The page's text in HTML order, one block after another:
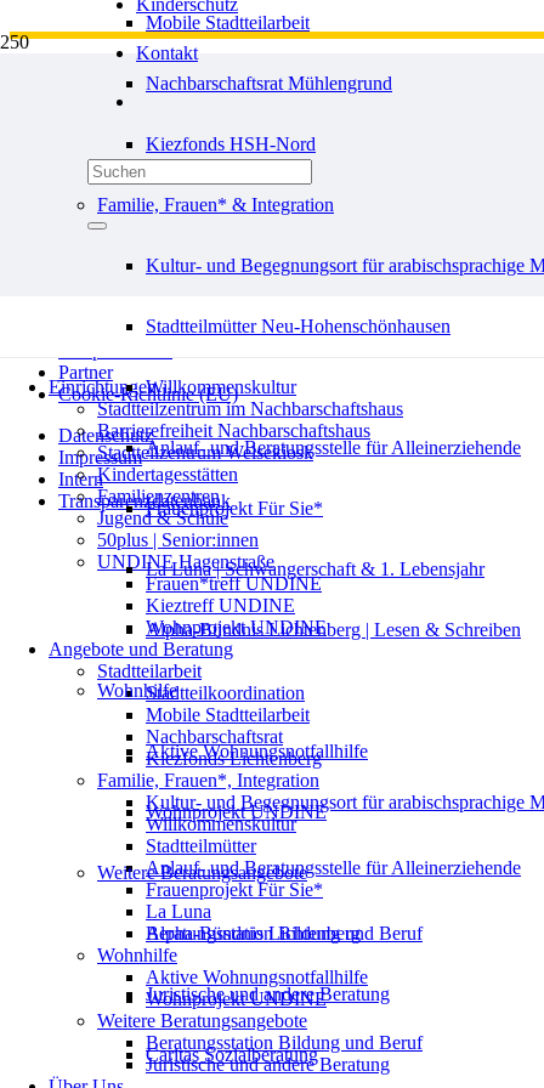
Kinderschutz
Kontakt
Mobile Stadtteilarbeit
Nachbarschaftsrat Mühlengrund
Kiezfonds HSH-Nord
Familie, Frauen* & Integration
Kultur- und Begegnungsort für arabischsprachige
Stadtteilmütter Neu-Hohenschönhausen
Willkommenskultur
Anlauf- und Beratungsstelle für Alleinerziehende
Frauenprojekt Für Sie*
La Luna | Schwangerschaft & 1. Lebensjahr
Alpha-Bündnis Lichtenberg | Lesen & Schreiben
Wohnhilfe
Aktive Wohnungsnotfallhilfe
Wohnprojekt UNDINE
Weitere Beratungsangebote
Beratungsstation Bildung und Beruf
Juristische und andere Beratung
Caritas Sozialberatung
Einrichtungen
Stadtteilzentrum im Nachbarschaftshaus
Barrierefreiheit Nachbarschaftshaus
Stadtteilzentrum Welsekiosk
Kindertagesstätten
Familienzentren
Jugend & Schule
50plus | Senior:innen
UNDINE Hagenstraße
Frauen*treff UNDINE
Kieztreff UNDINE
Wohnprojekt UNDINE
Angebote und Beratung
Stadtteilarbeit
Stadtteilkoordination
Mobile Stadtteilarbeit
Nachbarschaftsrat
Kiezfonds Lichtenberg
Familie, Frauen*, Integration
Kultur- und Begegnungsort für arabischsprachige
Willkommenskultur
Stadtteilmütter
Anlauf- und Beratungsstelle für Alleinerziehende
Frauenprojekt Für Sie*
La Luna
Alpha-Bündnis Lichtenberg
Wohnhilfe
Aktive Wohnungsnotfallhilfe
Wohnprojekt UNDINE
Weitere Beratungsangebote
Beratungsstation Bildung und Beruf
Juristische und andere Beratung
Förderer und Mitgliedschaften
Kooperationen
Cookie-Richtlinie (EU)
Datenschutz
Impressum
Intern
Förderer und Mitgliedschaften
Partner
Cookie-Richtlinie (EU)
Datenschutz
Impressum
Intern
Transparenzdatenbank